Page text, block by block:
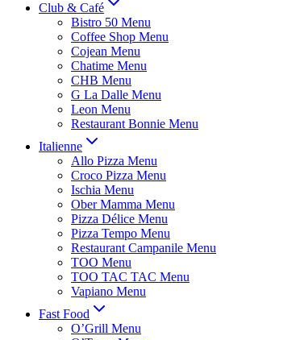
Club & Café
Bistro 50 Menu
Coffee Shop Menu
Cojean Menu
Chatime Menu
CHB Menu
G La Dalle Menu
Leon Menu
Restaurant Bonnie Menu
Italienne
Allo Pizza Menu
Croco Pizza Menu
Ischia Menu
Ober Mamma Menu
Pizza Délice Menu
Pizza Tempo Menu
Restaurant Campanile Menu
TOO Menu
TOO TAC TAC Menu
Vapiano Menu
Fast Food
O’Grill Menu